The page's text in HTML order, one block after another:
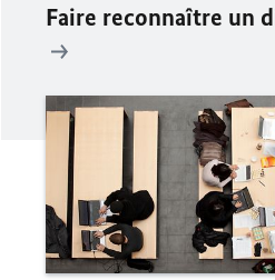
Faire reconnaître un